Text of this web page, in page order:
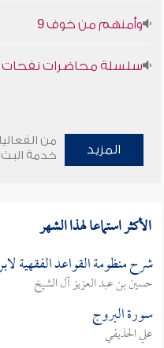
وأمنهم من خوف 9
سلسلة محاضرات نفحات
المزيد
من
خدمة البث
الأكثر استماعا لهذا الشهر
شرح منظومة القواعد الفقهية
حسين بن عبد العزيز آل الشيخ
سورة البروج
علي الحذيفي